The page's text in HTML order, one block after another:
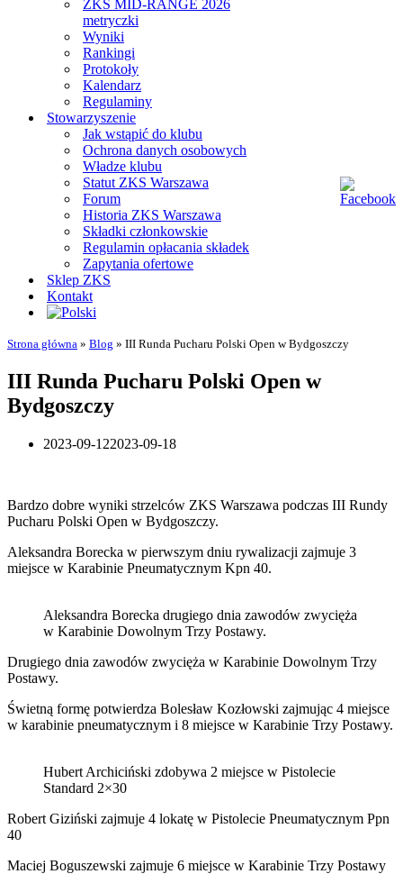
ZKS MID-RANGE 2026
metryczki
Wyniki
Rankingi
Protokoły
Kalendarz
Regulaminy
Stowarzyszenie
Jak wstąpić do klubu
Ochrona danych osobowych
Władze klubu
Statut ZKS Warszawa
Forum
Historia ZKS Warszawa
Składki członkowskie
Regulamin opłacania składek
Zapytania ofertowe
Sklep ZKS
Kontakt
Strona główna » Blog » III Runda Pucharu Polski Open w Bydgoszczy
III Runda Pucharu Polski Open w
Bydgoszczy
2023-09-122023-09-18
Bardzo dobre wyniki strzelców ZKS Warszawa podczas III Rundy
Pucharu Polski Open w Bydgoszczy.
Aleksandra Borecka w pierwszym dniu rywalizacji zajmuje 3
miejsce w Karabinie Pneumatycznym Kpn 40.
Aleksandra Borecka drugiego dnia zawodów zwycięża
w Karabinie Dowolnym Trzy Postawy.
Drugiego dnia zawodów zwycięża w Karabinie Dowolnym Trzy
Postawy.
Świetną formę potwierdza Bolesław Kozłowski zajmując 4 miejsce
w karabinie pneumatycznym i 8 miejsce w Karabinie Trzy Postawy.
Hubert Archiciński zdobywa 2 miejsce w Pistolecie
Standard 2×30
Robert Giziński zajmuje 4 lokatę w Pistolecie Pneumatycznym Ppn
40
Maciej Boguszewski zajmuje 6 miejsce w Karabinie Trzy Postawy